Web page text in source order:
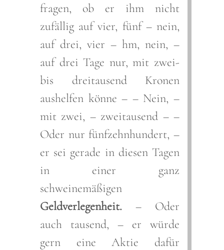
fragen, ob er ihm nicht
zufällig auf vier, fünf – nein,
auf drei, vier – hm, nein, –
auf drei Tage nur, mit zwei-
bis dreitausend Kronen
aushelfen könne – – Nein, –
mit zwei, – zweitausend – –
Oder nur fünfzehnhundert, –
er sei gerade in diesen Tagen
in einer ganz
schweinemäßigen
Geldverlegenheit. – Oder
auch tausend, – er würde
gern eine Aktie dafür